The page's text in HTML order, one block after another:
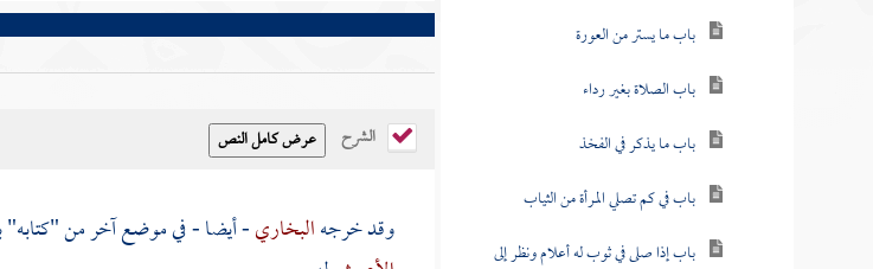
باب ما يستر من العورة
باب الصلاة بغير رداء
باب ما يذكر في الفخذ
باب في كم تصلي المرأة من الثياب
باب إذا صلى في ثوب له أعلام ونظر إلى
الشرح
وقد خرجهالبخاري- أيضا - في موضع آخر من "كتابه"